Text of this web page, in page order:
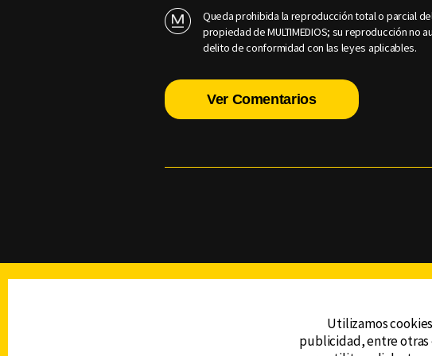
Queda prohibida la reproducción total o parcial
propiedad de MULTIMEDIOS; su reproducción no
delito de conformidad con las leyes aplicables.
Ver Comentarios
DERECHOS RESERVADOS © CANAL 6 2026
Utilizamos
publicidad, entre otras